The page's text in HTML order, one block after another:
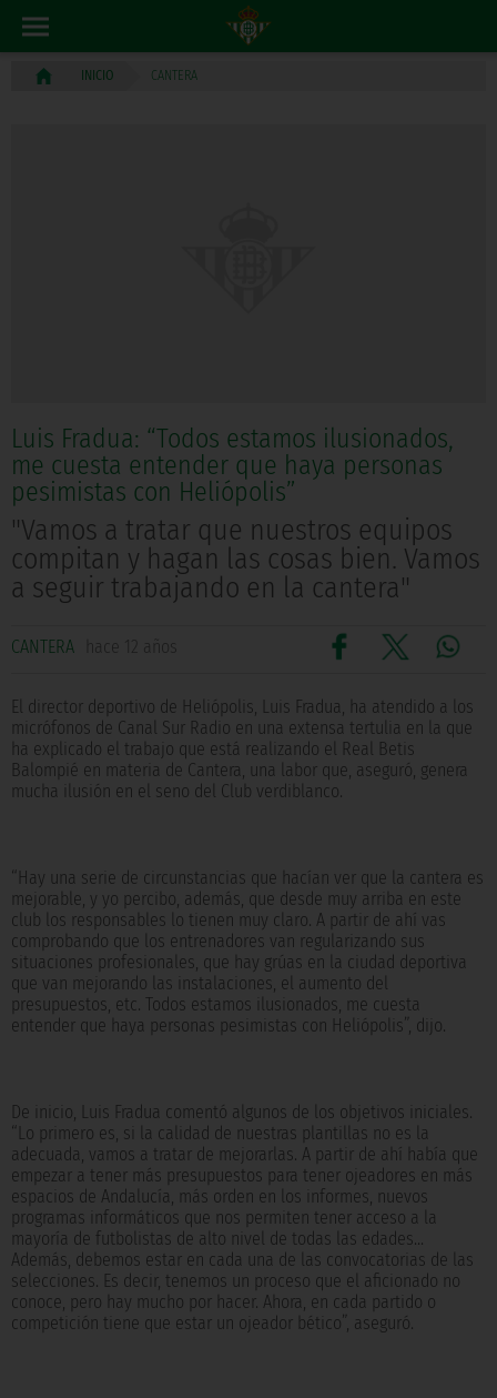
INICIO CANTERA
Luis Fradua: “Todos estamos ilusionados,
me cuesta entender que haya personas
pesimistas con Heliópolis”
"Vamos a tratar que nuestros equipos
compitan y hagan las cosas bien. Vamos
a seguir trabajando en la cantera"
CANTERA hace 12 años
El director deportivo de Heliópolis, Luis Fradua, ha atendido a los
micrófonos de Canal Sur Radio en una extensa tertulia en la que
ha explicado el trabajo que está realizando el Real Betis
Balompié en materia de Cantera, una labor que, aseguró, genera
mucha ilusión en el seno del Club verdiblanco.
“Hay una serie de circunstancias que hacían ver que la cantera es
mejorable, y yo percibo, además, que desde muy arriba en este
club los responsables lo tienen muy claro. A partir de ahí vas
comprobando que los entrenadores van regularizando sus
situaciones profesionales, que hay grúas en la ciudad deportiva
que van mejorando las instalaciones, el aumento del
presupuestos, etc. Todos estamos ilusionados, me cuesta
entender que haya personas pesimistas con Heliópolis”, dijo.
De inicio, Luis Fradua comentó algunos de los objetivos iniciales.
“Lo primero es, si la calidad de nuestras plantillas no es la
adecuada, vamos a tratar de mejorarlas. A partir de ahí había que
empezar a tener más presupuestos para tener ojeadores en más
espacios de Andalucía, más orden en los informes, nuevos
programas informáticos que nos permiten tener acceso a la
mayoría de futbolistas de alto nivel de todas las edades...
Además, debemos estar en cada una de las convocatorias de las
selecciones. Es decir, tenemos un proceso que el aficionado no
conoce, pero hay mucho por hacer. Ahora, en cada partido o
competición tiene que estar un ojeador bético”, aseguró.